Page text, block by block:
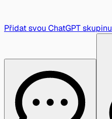
Přidat svou ChatGPT skupinu